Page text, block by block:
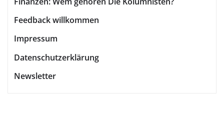
Feedback willkommen
Impressum
Datenschutzerklärung
Newsletter